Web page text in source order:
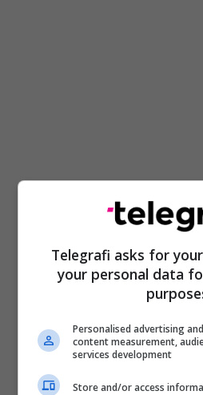
Telegrafi asks for
your personal data
Personalised advertising
content measurement,
services development
Store and/or access